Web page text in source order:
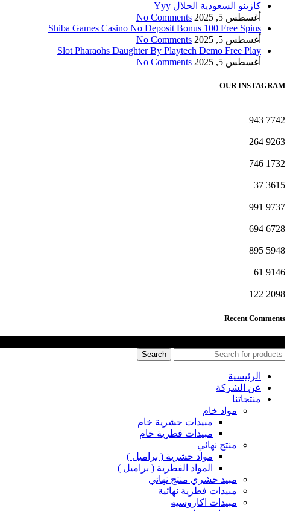
كازينو السعودية الحلال Yyy
أغسطس 5, 2025
No Comments
Shiba Games Casino No Deposit Bonus 100 Free Spins
أغسطس 5, 2025
No Comments
Slot Pharaohs Daughter By Playtech Demo Free Play
أغسطس 5, 2025
No Comments
OUR INSTAGRAM
7742
943
9263
264
1732
746
3615
37
9737
991
6728
694
5948
895
9146
61
2098
122
Recent Comments
Search
الرئيسية
عن الشركة
منتجاتنا
مواد خام
مبيدات حشرية خام
مبيدات فطرية خام
منتج نهائي
مواد حشرية ( براميل )
المواد الفطرية ( براميل )
مبيد حشري منتج نهائي
مبيدات فطرية نهائية
مبيدات اكاروسيه